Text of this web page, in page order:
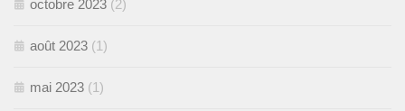
octobre 2023 (2)
août 2023 (1)
mai 2023 (1)